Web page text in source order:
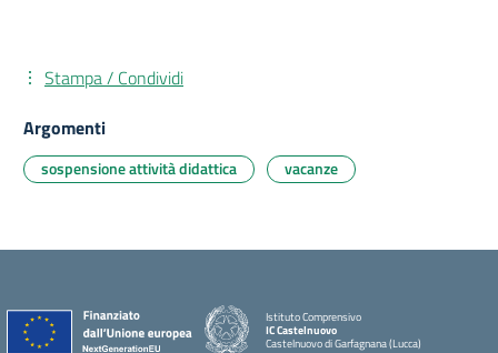
Stampa / Condividi
Argomenti
sospensione attività didattica vacanze
Istituto Comprensivo
IC Castelnuovo
Castelnuovo di Garfagnana (Lucca)